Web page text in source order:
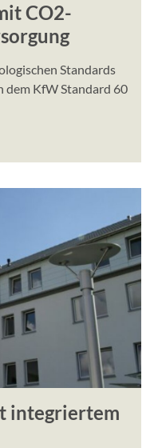
CO2-
Standards
dem KfW Standard 60
integriertem
Perbit Stellenanzeigen
Name:
mehreren Servern zu
ImmoScout24
Name:
JSESSIONID
Anbieter:
ImmoScout24 GmbH
Anzeige von